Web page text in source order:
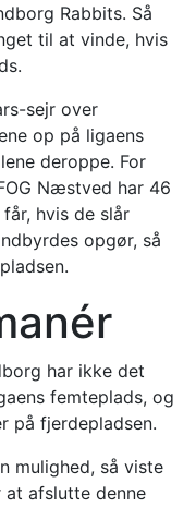
Rabbits. Så
til at vinde, hvis
sejr over
op på ligaens
deroppe. For
Næstved har 46
hvis de slår
opgør, så
har ikke det
femteplads, og
på fjerdepladsen.
mulighed, så viste
at afslutte denne